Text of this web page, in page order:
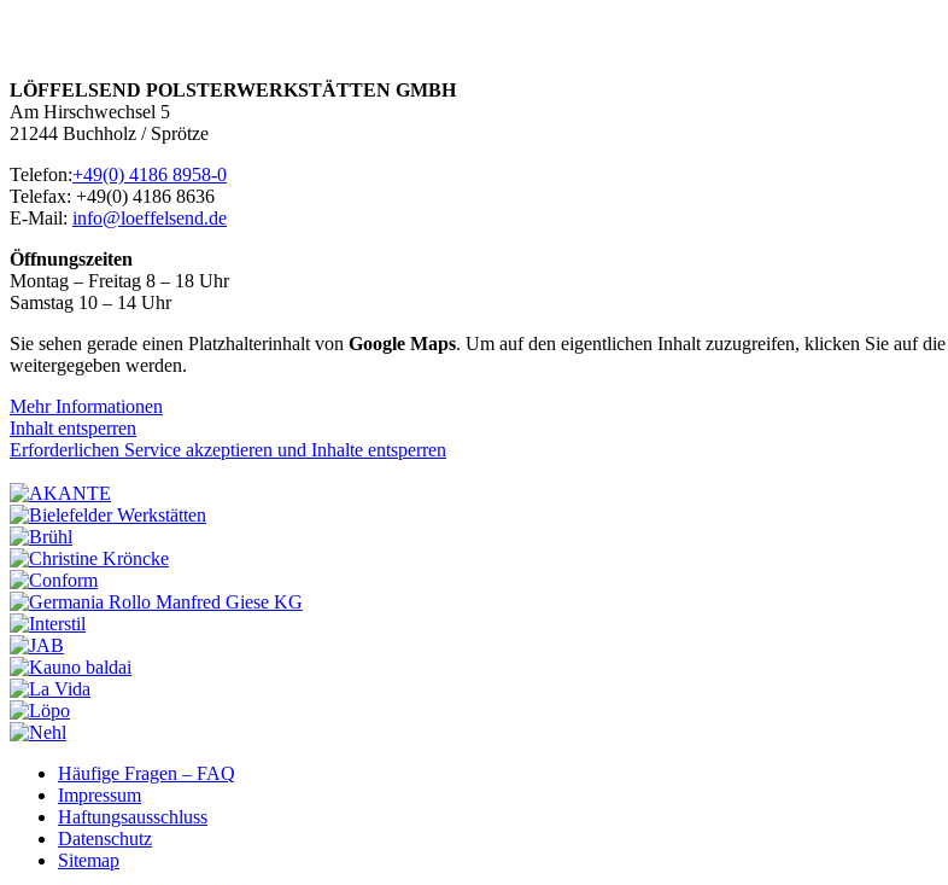
LÖFFELSEND POLSTERWERKSTÄTTEN GMBH
Am Hirschwechsel 5
21244 Buchholz / Sprötze
Telefon:+49(0) 4186 8958-0
Telefax: +49(0) 4186 8636
E-Mail: info@loeffelsend.de
Öffnungszeiten
Montag – Freitag 8 – 18 Uhr
Samstag 10 – 14 Uhr
Sie sehen gerade einen Platzhalterinhalt von Google Maps. Um auf den eigentlichen Inhalt zuzugreifen, klicken Sie auf
weitergegeben werden.
Mehr Informationen
Inhalt entsperren
Erforderlichen Service akzeptieren und Inhalte entsperren
Häufige Fragen – FAQ
Impressum
Haftungsausschluss
Datenschutz
Sitemap